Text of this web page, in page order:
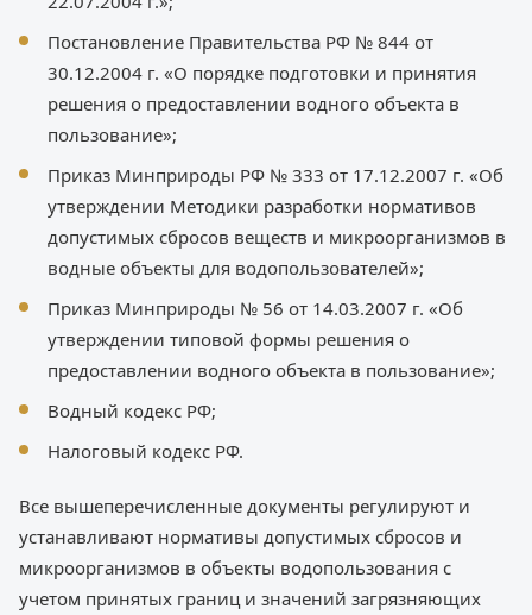
Постановление Правительства РФ № 844 от
30.12.2004 г. «О порядке подготовки и принятия
решения о предоставлении водного объекта в
пользование»;
Приказ Минприроды РФ № 333 от 17.12.2007 г. «Об
утверждении Методики разработки нормативов
допустимых сбросов веществ и микроорганизмов в
водные объекты для водопользователей»;
Приказ Минприроды № 56 от 14.03.2007 г. «Об
утверждении типовой формы решения о
предоставлении водного объекта в пользование»;
Водный кодекс РФ;
Налоговый кодекс РФ.
Все вышеперечисленные документы регулируют и
устанавливают нормативы допустимых сбросов и
микроорганизмов в объекты водопользования с
учетом принятых границ и значений загрязняющих